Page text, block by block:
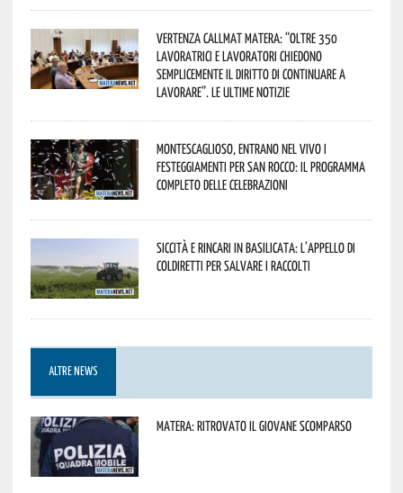
Vertenza CallMat Matera: “Oltre 350
lavoratrici e lavoratori chiedono
semplicemente il diritto di continuare a
lavorare”. Le ultime notizie
Montescaglioso, entrano nel vivo i
festeggiamenti per San Rocco: il programma
completo delle celebrazioni
Siccità e rincari in Basilicata: l’appello di
Coldiretti per salvare i raccolti
ALTRE NEWS
Matera: ritrovato il giovane scomparso